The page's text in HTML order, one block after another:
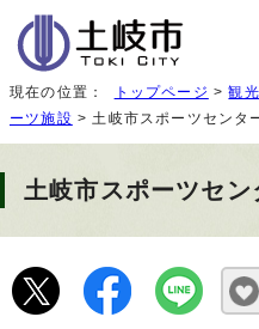
現在の位置： トップページ >観
ーツ施設 > 土岐市スポーツセンタ
土岐市スポーツセン